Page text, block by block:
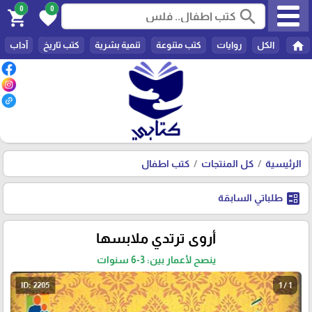
search
0
favorite
0
shopping_cart
home الكل روايات كتب متنوعة تنمية بشرية كتب تاريخ آداب
الرئيسية كل المنتجات كتب اطفال
ballot طلباتي السابقة
أروى ترتدي ملابسها
ينصح لأعمار بين: 3-6 سنوات
1 / 1